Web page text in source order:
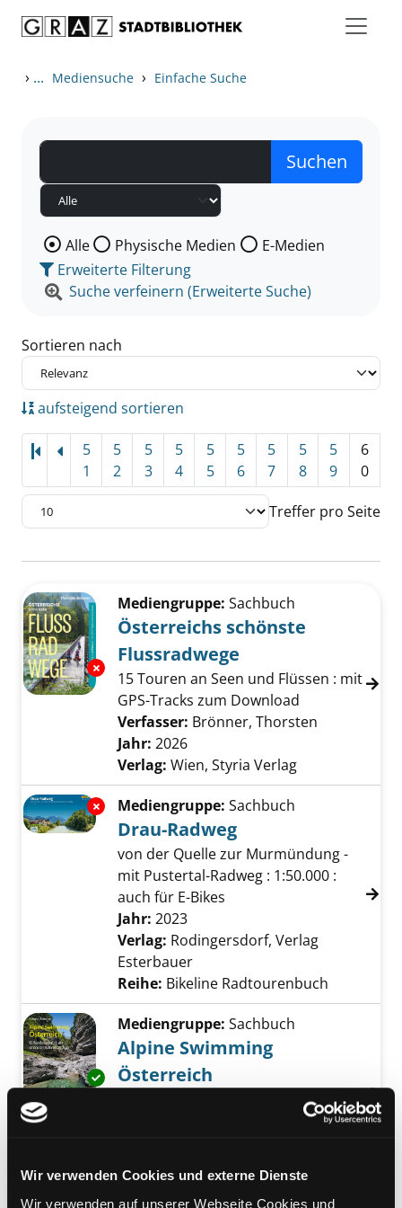
Wir verwenden Cookies und externe Dienste
Wir verwenden auf unserer Webseite Cookies und
› ... Mediensuche › Einfache Suche
Wählen Sie die Medienart nach der Sie suchen wollen.
Alle Physische Medien
E-Medien
Erweiterte Filterung
Suche verfeinern (Erweiterte Suche)
Sortieren nach
aufsteigend sortieren
5
1
5
2
5
3
5
4
5
5
5
6
5
7
5
8
5
9
6
0
Treffer pro Seite
Zu den Suchfiltern springen
Exemplar-Details von Österreichs schönste
Mediengruppe: Sachbuch
Österreichs schönste
Flussradwege
15 Touren an Seen und Flüssen : mit
GPS-Tracks zum Download
Verfasser: Brönner, Thorsten
Jahr: 2026
Verlag: Wien, Styria Verlag
Exemplar-Details von Drau-Radweg anzeigen
Mediengruppe: Sachbuch
Drau-Radweg
von der Quelle zur Murmündung -
mit Pustertal-Radweg : 1:50.000 :
auch für E-Bikes
Suche nach diesem Verfasser
Jahr: 2023
Verlag: Rodingersdorf, Verlag
Esterbauer
Reihe: Bikeline Radtourenbuch
Exemplar-Details von Alpine Swimming
Mediengruppe: Sachbuch
Alpine Swimming
Österreich
85 Wanderungen zu den schönsten